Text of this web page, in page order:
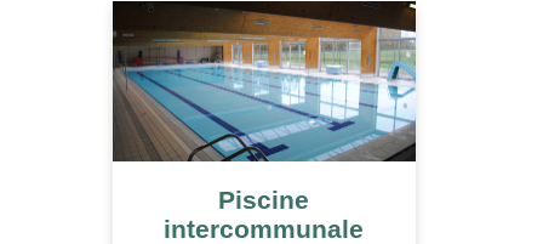
Piscine
intercommunale